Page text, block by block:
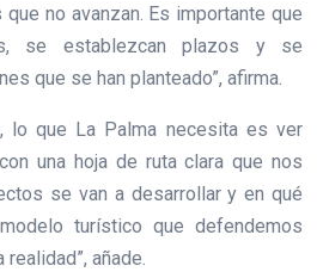
no avanzan. Es importante que
se establezcan plazos y se
que se han planteado”, afirma.
lo que La Palma necesita es ver
una hoja de ruta clara que nos
se van a desarrollar y en qué
turístico que defendemos
añade.